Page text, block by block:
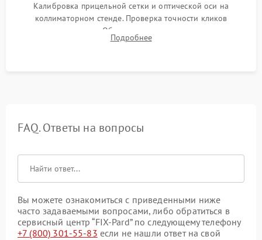
Калибровка прицельной сетки и оптической оси на
коллиматорном стенде. Проверка точности кликов
механизма поправок. Обязательное испытание прицела на
ударном стенде для проверки устойчивости к отдаче и
Подробнее
FAQ. Ответы на вопросы
Вы можете ознакомиться с приведенными ниже
часто задаваемыми вопросами, либо обратиться в
сервисный центр “FIX-Pard” по следующему телефону
+7 (800) 301-55-83 если не нашли ответ на свой